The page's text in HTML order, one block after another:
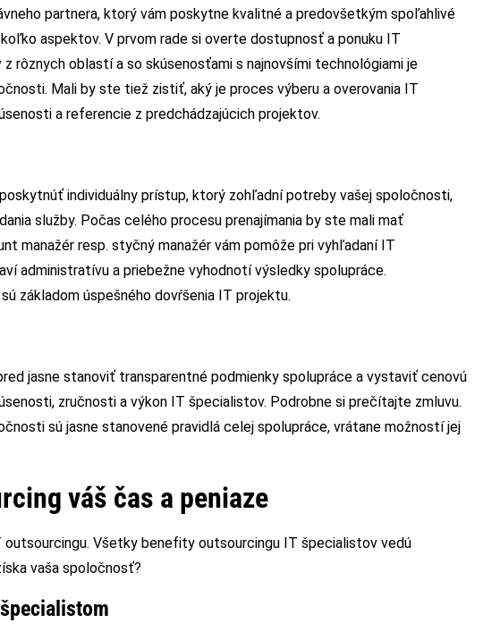
partnera, ktorý vám poskytne kvalitné a predovšetkým spoľahlivé
aspektov. V prvom rade si overte dostupnosť a ponuku IT
rôznych oblastí a so skúsenosťami s najnovšími technológiami je
Mali by ste tiež zistiť, aký je proces výberu a overovania IT
a referencie z predchádzajúcich projektov.
individuálny prístup, ktorý zohľadní potreby vašej spoločnosti,
služby. Počas celého procesu prenajímania by ste mali mať
manažér resp. styčný manažér vám pomôže pri vyhľadaní IT
administratívu a priebežne vyhodnotí výsledky spolupráce.
základom úspešného dovŕšenia IT projektu.
jasne stanoviť transparentné podmienky spolupráce a vystaviť cenovú
zručnosti a výkon IT špecialistov. Podrobne si prečítajte zmluvu.
sú jasne stanovené pravidlá celej spolupráce, vrátane možností jej
váš čas a peniaze
Všetky benefity outsourcingu IT špecialistov vedú
vaša spoločnosť?